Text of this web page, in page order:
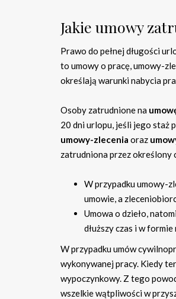
Jakie umowy
Prawo do pełnej długości
to umowy o pracę, umowy-
określają warunki nabycia
Osoby zatrudnione na
20 dni urlopu, jeśli jego staż
umowy-zlecenia oraz
zatrudniona przez określony
W przypadku umowy-
umowie, a
Umowa o dzieło,
dłuższy czas i w
W przypadku umów
wykonywanej pracy. Kiedy
wypoczynkowy. Z tego
wszelkie wątpliwości w